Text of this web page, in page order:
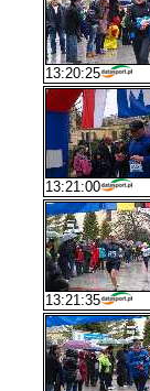
13:20:25
13:21:00
13:21:35